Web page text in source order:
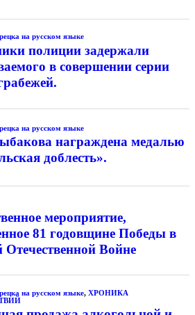
на русском языке
полиции задержали
в совершении серии
на русском языке
награждена медалью
доблесть».
мероприятие,
81 годовщине Победы в
Отечественной Войне
на русском языке, ХРОНИКА